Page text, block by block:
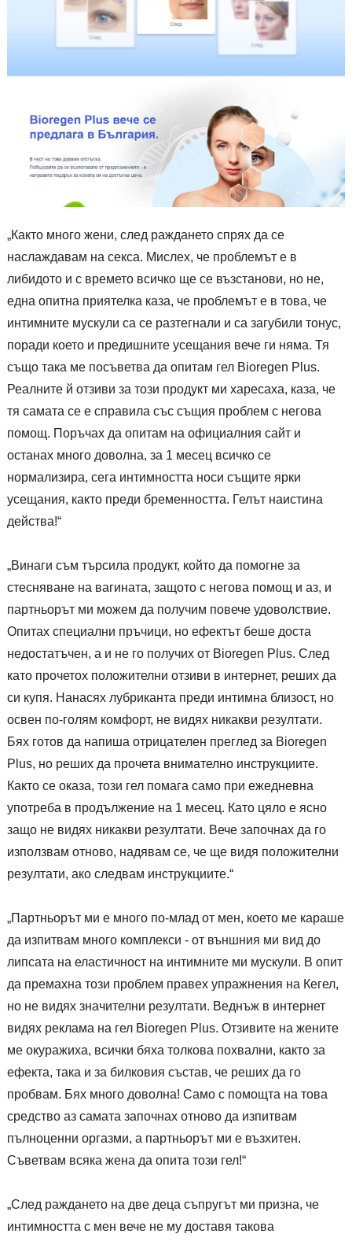
„Както много жени, след раждането спрях да се
наслаждавам на секса. Мислех, че проблемът е в
либидото и с времето всичко ще се възстанови, но не,
една опитна приятелка каза, че проблемът е в това, че
интимните мускули са се разтегнали и са загубили тонус,
поради което и предишните усещания вече ги няма. Тя
също така ме посъветва да опитам гел Bioregen Plus.
Реалните й отзиви за този продукт ми харесаха, каза, че
тя самата се е справила със същия проблем с негова
помощ. Поръчах да опитам на официалния сайт и
останах много доволна, за 1 месец всичко се
нормализира, сега интимността носи същите ярки
усещания, както преди бременността. Гелът наистина
действа!“
„Винаги съм търсила продукт, който да помогне за
стесняване на вагината, защото с негова помощ и аз, и
партньорът ми можем да получим повече удоволствие.
Опитах специални пръчици, но ефектът беше доста
недостатъчен, а и не го получих от Bioregen Plus. След
като прочетох положителни отзиви в интернет, реших да
си купя. Нанасях лубриканта преди интимна близост, но
освен по-голям комфорт, не видях никакви резултати.
Бях готов да напиша отрицателен преглед за Bioregen
Plus, но реших да прочета внимателно инструкциите.
Както се оказа, този гел помага само при ежедневна
употреба в продължение на 1 месец. Като цяло е ясно
защо не видях никакви резултати. Вече започнах да го
използвам отново, надявам се, че ще видя положителни
резултати, ако следвам инструкциите.“
„Партньорът ми е много по-млад от мен, което ме караше
да изпитвам много комплекси - от външния ми вид до
липсата на еластичност на интимните ми мускули. В опит
да премахна този проблем правех упражнения на Кегел,
но не видях значителни резултати. Веднъж в интернет
видях реклама на гел Bioregen Plus. Отзивите на жените
ме окуражиха, всички бяха толкова похвални, както за
ефекта, така и за билковия състав, че реших да го
пробвам. Бях много доволна! Само с помощта на това
средство аз самата започнах отново да изпитвам
пълноценни оргазми, а партньорът ми е възхитен.
Съветвам всяка жена да опита този гел!“
„След раждането на две деца съпругът ми призна, че
интимността с мен вече не му доставя такова